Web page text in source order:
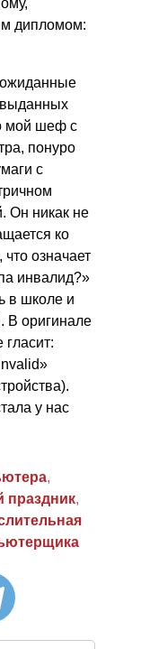
дипломом:
мой шеф с
понуро
с
Он никак не
ко
означает
инвалид?»
в школе и
В оригинале
у нас
,
праздник,